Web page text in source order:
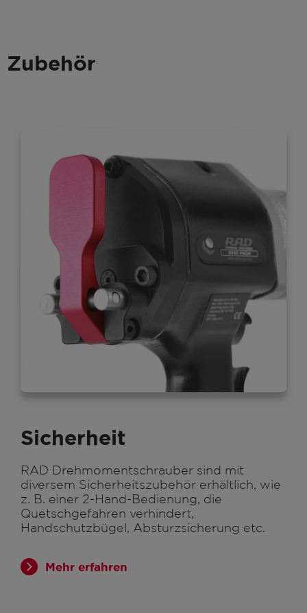
Zubehör
Sicherheit
RAD Drehmomentschrauber sind mit
diversem Sicherheitszubehör erhältlich, wie
z. B. einer 2-Hand-Bedienung, die
Quetschgefahren verhindert,
Handschutzbügel, Absturzsicherung etc.
Mehr erfahren